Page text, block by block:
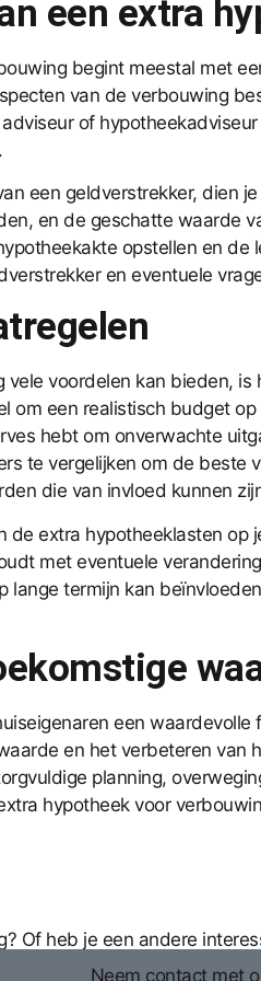
een extra
begint meestal met
van de verbouwing
of
een geldverstrekker, dien
en de geschatte waarde
opstellen en
en eventuele
voordelen kan bieden,
een realistisch budget
hebt om onverwachte
te vergelijken om de
die van invloed kunnen
extra hypotheeklasten
met eventuele
termijn kan
een
en het verbeteren
planning,
hypotheek voor
Of heb je een andere
Neem contact met